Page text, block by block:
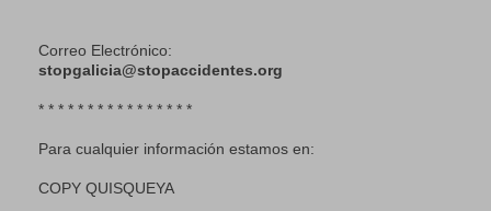
Correo Electrónico:
stopgalicia@stopaccidentes.org
* * * * * * * * * * * * * * * *
Para cualquier información estamos en:
COPY QUISQUEYA